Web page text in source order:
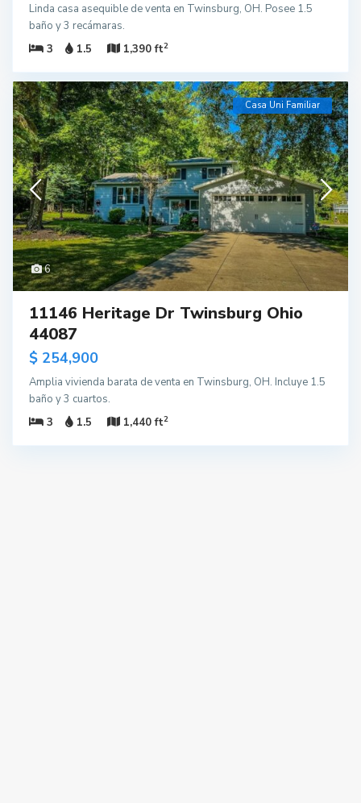
Linda casa asequible de venta en Twinsburg, OH. Posee 1.5
baño y 3 recámaras.
3
1.5 1,390 ft2
6
Casa Uni Familiar
11146 Heritage Dr Twinsburg Ohio
44087
$ 254,900
Amplia vivienda barata de venta en Twinsburg, OH. Incluye 1.5
baño y 3 cuartos.
3
1.5 1,440 ft2